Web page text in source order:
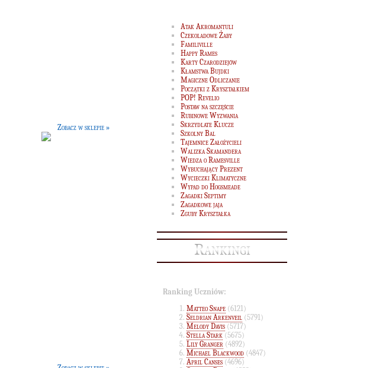
Zobacz w sklepie »
Atak Akromantuli
Czekoladowe Żaby
Familiville
Happy Rames
Karty Czarodziejów
Kłamstwa Bujdki
Magiczne Odliczanie
Początki z Kryształkiem
POP! Revelio
Postaw na szczęście
Rubinowe Wyzwania
Skrzydlate Klucze
Szkolny Bal
Tajemnice Założycieli
Walizka Skamandera
Wiedza o Ramesville
Wybuchający Prezent
Wycieczki Klimatyczne
Wypad do Hogsmeade
Zagadki Septimy
Zagadkowe jaja
Zguby Kryształka
Rankingi
Ranking Uczniów:
Matteo Snape (6121)
Seldrian Arkenveil (5791)
Melody Davis (5717)
Stella Stark (5675)
Lily Granger (4892)
Michael Blackwood (4847)
April Canses (4696)